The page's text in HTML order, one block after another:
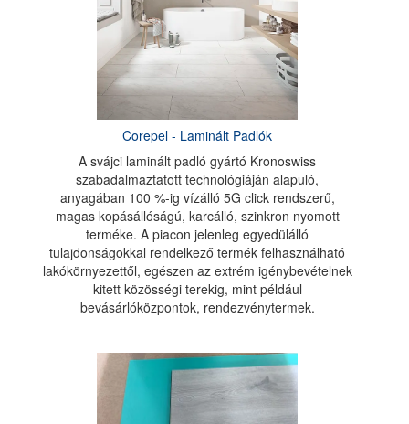
Corepel - Laminált Padlók
A svájci laminált padló gyártó Kronoswiss
szabadalmaztatott technológiáján alapuló,
anyagában 100 %-ig vízálló 5G click rendszerű,
magas kopásállóságú, karcálló, szinkron nyomott
terméke. A piacon jelenleg egyedülálló
tulajdonságokkal rendelkező termék felhasználható
lakókörnyezettől, egészen az extrém igénybevételnek
kitett közösségi terekig, mint például
bevásárlóközpontok, rendezvénytermek.